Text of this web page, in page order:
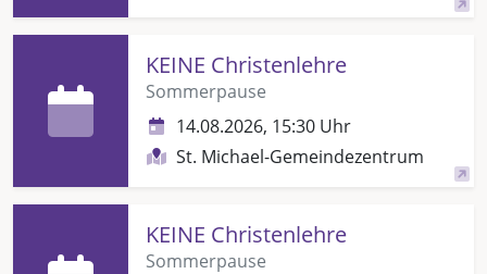
KEINE Christenlehre
Sommerpause
14.08.2026, 15:30 Uhr
St. Michael-Gemeindezentrum
KEINE Christenlehre
Sommerpause